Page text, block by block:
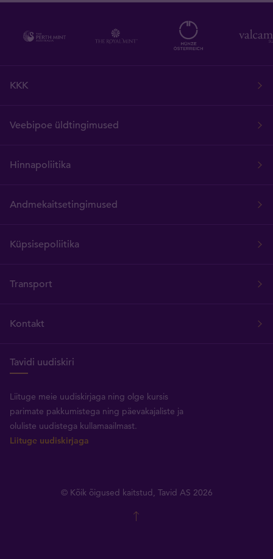
KKK
Veebipoe üldtingimused
Hinnapoliitika
Andmekaitsetingimused
Küpsisepoliitika
Transport
Kontakt
Tavidi uudiskiri
Liituge meie uudiskirjaga ning olge kursis
parimate pakkumistega ning päevakajaliste ja
oluliste uudistega kullamaailmast.
Liituge uudiskirjaga
© Kõik õigused kaitstud, Tavid AS 2026